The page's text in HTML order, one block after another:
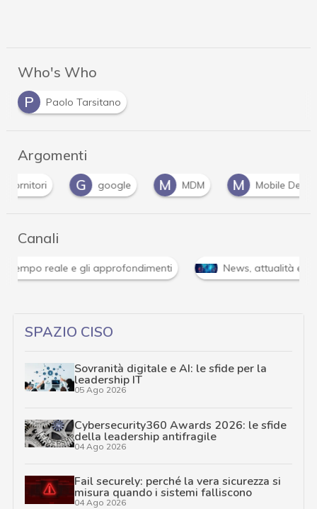
Who's Who
P
Paolo Tarsitano
Argomenti
G
google M MDM M Mobile Device
Canali
Attacchi hacker e Malware: le ultime news in tempo
SPAZIO CISO
Sovranità digitale e AI: le sfide per la
leadership IT
05 Ago 2026
Cybersecurity360 Awards 2026: le sfide
della leadership antifragile
04 Ago 2026
Fail securely: perché la vera sicurezza si
misura quando i sistemi falliscono
04 Ago 2026